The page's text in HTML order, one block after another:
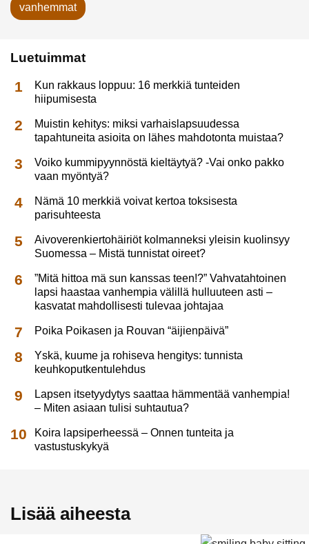
vanhemmat
Luetuimmat
Kun rakkaus loppuu: 16 merkkiä tunteiden
hiipumisesta
Muistin kehitys: miksi varhaislapsuudessa
tapahtuneita asioita on lähes mahdotonta muistaa?
Voiko kummipyynnöstä kieltäytyä? -Vai onko pakko
vaan myöntyä?
Nämä 10 merkkiä voivat kertoa toksisesta
parisuhteesta
Aivoverenkiertohäiriöt kolmanneksi yleisin kuolinsyy
Suomessa – Mistä tunnistat oireet?
”Mitä hittoa mä sun kanssas teen!?” Vahvatahtoinen
lapsi haastaa vanhempia välillä hulluuteen asti –
kasvatat mahdollisesti tulevaa johtajaa
Poika Poikasen ja Rouvan “äijienpäivä”
Yskä, kuume ja rohiseva hengitys: tunnista
keuhkoputkentulehdus
Lapsen itsetyydytys saattaa hämmentää vanhempia!
– Miten asiaan tulisi suhtautua?
Koira lapsiperheessä – Onnen tunteita ja
vastustuskykyä
Lisää aiheesta